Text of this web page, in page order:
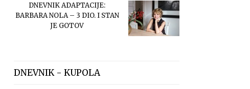
DNEVNIK ADAPTACIJE:
BARBARA NOLA – 3 DIO. I STAN
JE GOTOV
DNEVNIK - KUPOLA